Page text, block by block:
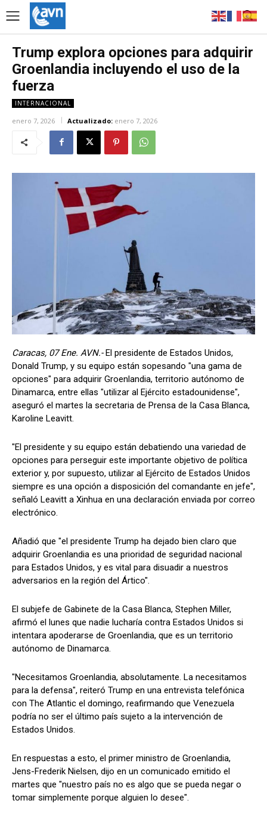
Trump explora opciones para adquirir
Groenlandia incluyendo el uso de la
fuerza
INTERNACIONAL
enero 7, 2026 Actualizado: enero 7, 2026
Caracas, 07 Ene. AVN.-El presidente de Estados Unidos,
Donald Trump, y su equipo están sopesando "una gama de
opciones" para adquirir Groenlandia, territorio autónomo de
Dinamarca, entre ellas "utilizar al Ejército estadounidense",
aseguró el martes la secretaria de Prensa de la Casa Blanca,
Karoline Leavitt.
"El presidente y su equipo están debatiendo una variedad de
opciones para perseguir este importante objetivo de política
exterior y, por supuesto, utilizar al Ejército de Estados Unidos
siempre es una opción a disposición del comandante en jefe",
señaló Leavitt a Xinhua en una declaración enviada por correo
electrónico.
Añadió que "el presidente Trump ha dejado bien claro que
adquirir Groenlandia es una prioridad de seguridad nacional
para Estados Unidos, y es vital para disuadir a nuestros
adversarios en la región del Ártico".
El subjefe de Gabinete de la Casa Blanca, Stephen Miller,
afirmó el lunes que nadie lucharía contra Estados Unidos si
intentara apoderarse de Groenlandia, que es un territorio
autónomo de Dinamarca.
"Necesitamos Groenlandia, absolutamente. La necesitamos
para la defensa", reiteró Trump en una entrevista telefónica
con The Atlantic el domingo, reafirmando que Venezuela
podría no ser el último país sujeto a la intervención de
Estados Unidos.
En respuestas a esto, el primer ministro de Groenlandia,
Jens-Frederik Nielsen, dijo en un comunicado emitido el
martes que "nuestro país no es algo que se pueda negar o
tomar simplemente porque alguien lo desee".